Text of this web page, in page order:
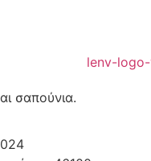
σαπούνια.